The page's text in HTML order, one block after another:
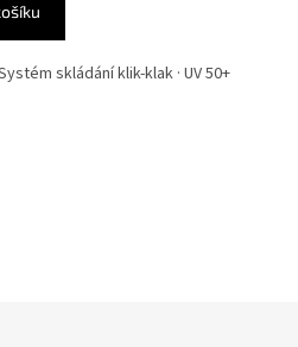
skládání klik-klak · UV 50+